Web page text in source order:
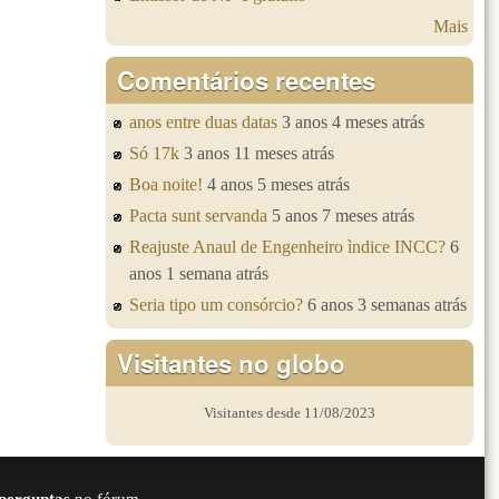
Mais
Comentários recentes
anos entre duas datas 3 anos 4 meses atrás
Só 17k 3 anos 11 meses atrás
Boa noite! 4 anos 5 meses atrás
Pacta sunt servanda 5 anos 7 meses atrás
Reajuste Anaul de Engenheiro ìndice INCC? 6
anos 1 semana atrás
Seria tipo um consórcio? 6 anos 3 semanas atrás
Visitantes no globo
Visitantes desde 11/08/2023